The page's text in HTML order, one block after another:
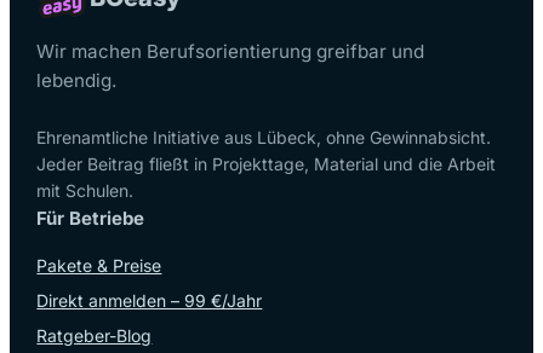
Wir machen Berufsorientierung greifbar und
lebendig.
Ehrenamtliche Initiative aus Lübeck, ohne Gewinnabsicht.
Jeder Beitrag fließt in Projekttage, Material und die Arbeit
mit Schulen.
Für Betriebe
Pakete & Preise
Direkt anmelden – 99 €/Jahr
Ratgeber-Blog